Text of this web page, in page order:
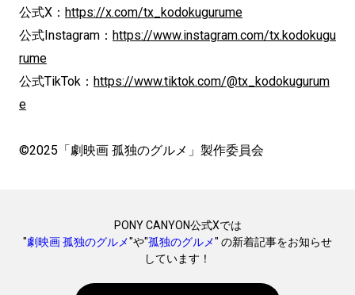
公式X： https://x.com/tx_kodokugurume
公式Instagram： https://www.instagram.com/tx.kodokugu
rume
公式TikTok： https://www.tiktok.com/@tx_kodokugurum
e
©2025「劇映画 孤独のグルメ」製作委員会
PONY CANYON公式Xでは
"劇映画 孤独のグルメ"や"孤独のグルメ" の新着記事をお知らせ
しています！